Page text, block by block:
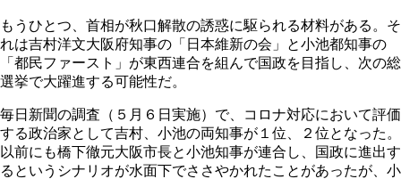
もうひとつ、首相が秋口解散の誘惑に駆られる材料がある。そ
れは吉村洋文大阪府知事の「日本維新の会」と小池都知事の
「都民ファースト」が東西連合を組んで国政を目指し、次の総
選挙で大躍進する可能性だ。
毎日新聞の調査（５月６日実施）で、コロナ対応において評価
する政治家として吉村、小池の両知事が１位、２位となった。
以前にも橋下徹元大阪市長と小池知事が連合し、国政に進出す
るというシナリオが水面下でささやかれたことがあったが、小